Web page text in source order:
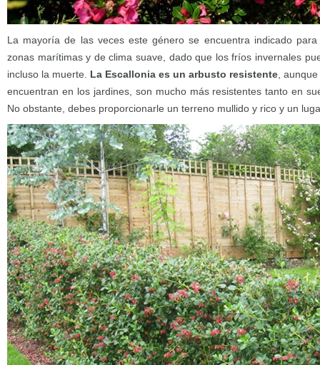
La mayoría de las veces este género se encuentra indicado
zonas marítimas y de clima suave, dado que los fríos invernales
incluso la muerte. La Escallonia es un arbusto resistente ,
encuentran en los jardines, son mucho más resistentes tanto en
No obstante, debes proporcionarle un terreno mullido y rico y un